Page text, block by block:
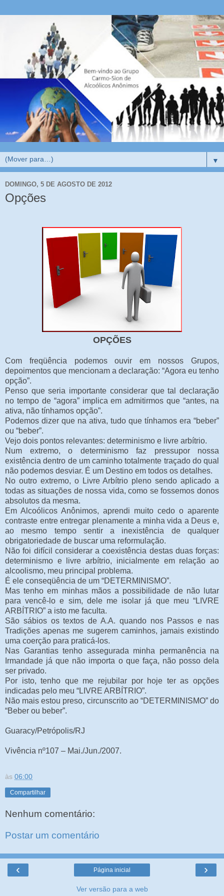
▼
DOMINGO, 5 DE AGOSTO DE 2012
Opções
OPÇÕES
Com freqüência podemos ouvir em nossos Grupos,
depoimentos que mencionam a declaração: “Agora eu tenho
opção”.
Penso que seria importante considerar que tal declaração
no tempo de “agora” implica em admitirmos que “antes, na
ativa, não tínhamos opção”.
Podemos dizer que na ativa, tudo que tínhamos era “beber”
ou “beber”.
Vejo dois pontos relevantes: determinismo e livre arbítrio.
Num extremo, o determinismo faz pressupor nossa
existência dentro de um caminho totalmente traçado do qual
não podemos desviar. É um Destino em todos os detalhes.
No outro extremo, o Livre Arbítrio pleno sendo aplicado a
todas as situações de nossa vida, como se fossemos donos
absolutos da mesma.
Em Alcoólicos Anônimos, aprendi muito cedo o aparente
contraste entre entregar plenamente a minha vida a Deus e,
ao mesmo tempo sentir a inexistência de qualquer
obrigatoriedade de buscar uma reformulação.
Não foi difícil considerar a coexistência destas duas forças:
determinismo e livre arbítrio, inicialmente em relação ao
alcoolismo, meu principal problema.
É ele conseqüência de um “DETERMINISMO”.
Mas tenho em minhas mãos a possibilidade de não lutar
para vencê-lo e sim, dele me isolar já que meu “LIVRE
ARBÍTRIO” a isto me faculta.
São sábios os textos de A.A. quando nos Passos e nas
Tradições apenas me sugerem caminhos, jamais existindo
uma coerção para praticá-los.
Nas Garantias tenho assegurada minha permanência na
Irmandade já que não importa o que faça, não posso dela
ser privado.
Por isto, tenho que me rejubilar por hoje ter as opções
indicadas pelo meu “LIVRE ARBÍTRIO”.
Não mais estou preso, circunscrito ao “DETERMINISMO” do
“Beber ou beber”.
Guaracy/Petrópolis/RJ
Vivência nº107 – Mai./Jun./2007.
às 06:00
Compartilhar
Nenhum comentário:
Postar um comentário
‹ ›
Página inicial
Ver versão para a web